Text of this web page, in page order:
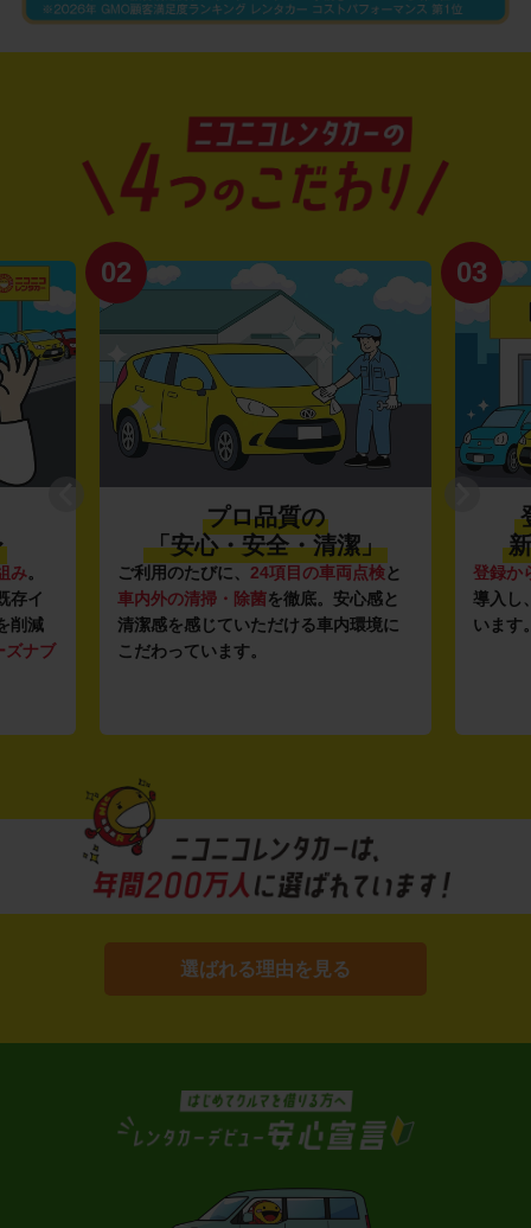
み。
存イ
削減
ズナブ
02
プロ品質の
「安心・安全・清潔」
ご利用のたびに、 24項目の車両点検と
車内外の清掃・除菌を徹底。安心感と
清潔感を感じていただける車内環境に
こだわっています。
03
登録か
導入し
います
選ばれる理由を見る